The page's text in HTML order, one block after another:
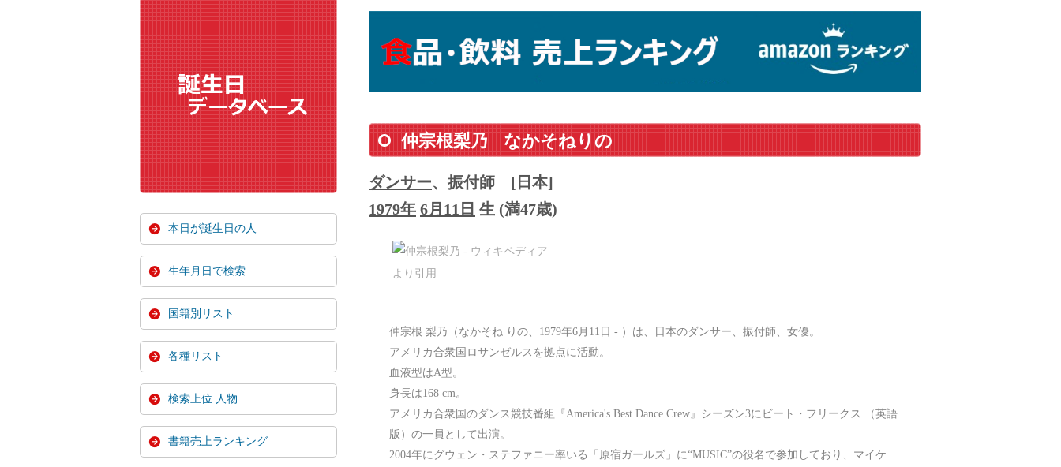
仲宗根梨乃 なかそねりの
ダンサー、振付師
[日本]
1979年 6月11日 生 (満47歳)
仲宗根 梨乃（なかそね りの、1979年6月11日 - ）は、日本のダンサー、振付師、女優。
アメリカ合衆国ロサンゼルスを拠点に活動。
血液型はA型。
身長は168 cm。
アメリカ合衆国のダンス競技番組『America's Best Dance Crew』シーズン3にビート・フリークス （英語
版）の一員として出演。
2004年にグウェン・ステファニー率いる「原宿ガールズ」に“MUSIC”の役名で参加しており、マイケ
本日が誕生日の人
生年月日で検索
国籍別リスト
各種リスト
検索上位 人物
書籍売上ランキング